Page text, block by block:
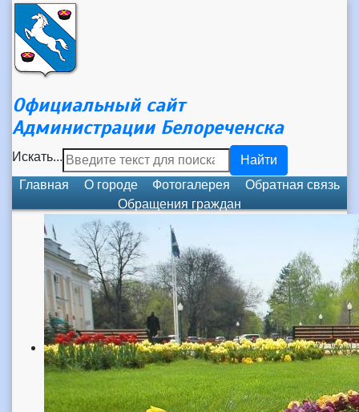
Официальный сайт
Администрации Белореченска
Искать...
Найти
Главная
О городе Фотогалерея
Обратная связь
Обращения граждан